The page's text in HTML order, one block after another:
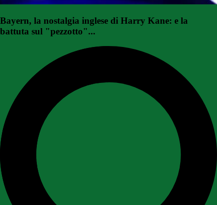
Bayern, la nostalgia inglese di Harry Kane: e la
battuta sul "pezzotto"...